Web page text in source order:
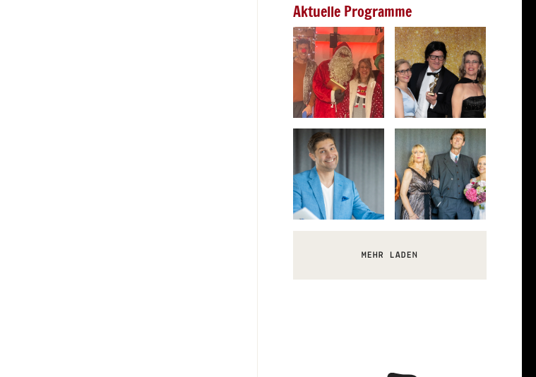
Aktuelle Programme
Event Krimi –
Unheilvoller
Advent
Event Krimi –
Der Preis des
Ruhms
Quiz zum Tod
Todesfall
MEHR LADEN